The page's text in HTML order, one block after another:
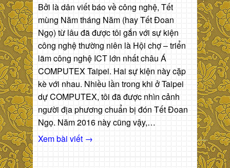
Bởi là dân viết báo về công nghệ, Tết
mùng Năm tháng Năm (hay Tết Đoan
Ngọ) từ lâu đã được tôi gắn với sự kiện
công nghệ thường niên là Hội chợ – triển
lãm công nghệ ICT lớn nhất châu Á
COMPUTEX Taipei. Hai sự kiện này cặp
kè với nhau. Nhiều lần trong khi ở Taipei
dự COMPUTEX, tôi đã được nhìn cảnh
người địa phương chuẩn bị đón Tết Đoan
Ngọ. Năm 2016 này cũng vậy,…
Xem bài viết →